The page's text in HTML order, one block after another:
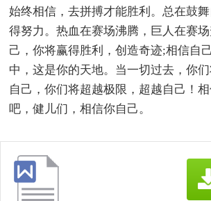
始终相信，去拼搏才能胜利。总在鼓
得努力。热血在赛场沸腾，巨人在赛
己，你将赢得胜利，创造奇迹;相信自
中，这是你的天地。当一切过去，你
自己，你们将超越极限，超越自己！
吧，健儿们，相信你自己。